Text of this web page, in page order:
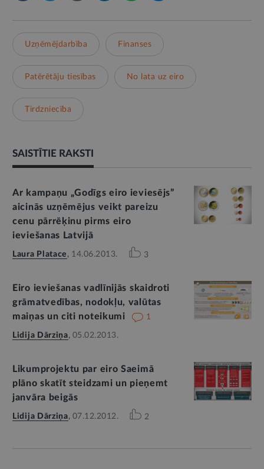
Uzņēmējdarbība Finanses
Patērētāju tiesības No lata uz eiro
Tirdzniecība
SAISTĪTIE RAKSTI
Ar kampaņu „Godīgs eiro ieviesējs”
aicinās uzņēmējus veikt pareizu
cenu pārrēķinu pirms eiro
ieviešanas Latvijā
Laura Platace , 14.06.2013. 3
Eiro ieviešanas vadlīnijās skaidroti
grāmatvedības, nodokļu, valūtas
maiņas un citi noteikumi
1
Lidija Dārziņa, 05.02.2013.
Likumprojektu par eiro Saeimā
plāno skatīt steidzami un pieņemt
janvāra beigās
Lidija Dārziņa, 07.12.2012. 2